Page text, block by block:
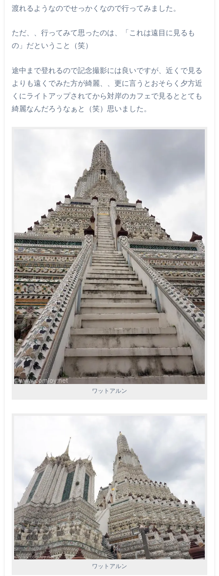
渡れるようなのでせっかくなので行ってみました。
ただ、、行ってみて思ったのは、「これは遠目に見るも
の」だということ（笑）
途中まで登れるので記念撮影には良いですが、近くで見る
よりも遠くでみた方が綺麗、、更に言うとおそらく夕方近
くにライトアップされてから対岸のカフェで見るととても
綺麗なんだろうなぁと（笑）思いました。
ワットアルン
ワットアルン